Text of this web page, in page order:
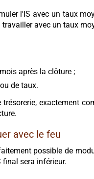
l'IS avec un taux
avec un taux
après la clôture ;
de taux.
exactement
avec le feu
possible de
sera inférieur.